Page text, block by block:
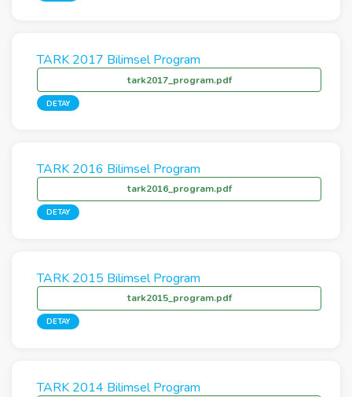
TARK 2017 Bilimsel Program
tark2017_program.pdf
DETAY
TARK 2016 Bilimsel Program
tark2016_program.pdf
DETAY
TARK 2015 Bilimsel Program
tark2015_program.pdf
DETAY
TARK 2014 Bilimsel Program